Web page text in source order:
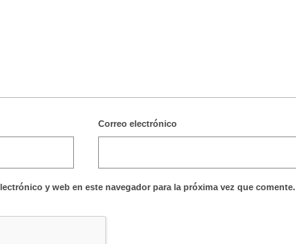
Correo electrónico
y web en este navegador para la próxima vez que comente.